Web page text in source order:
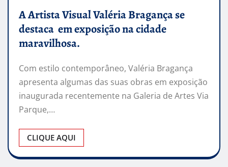
A Artista Visual Valéria Bragança se
destaca em exposição na cidade
maravilhosa.
Com estilo contemporâneo, Valéria Bragança
apresenta algumas das suas obras em exposição
inaugurada recentemente na Galeria de Artes Via
Parque,…
CLIQUE AQUI